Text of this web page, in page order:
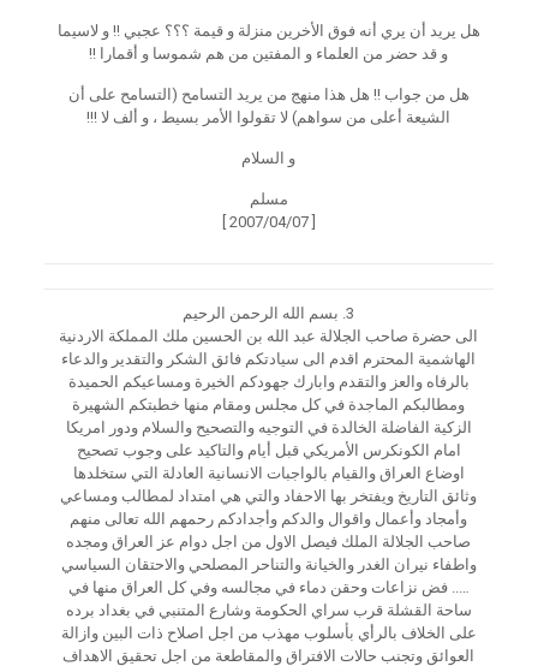
هل يريد أن يري أنه فوق الأخرين منزلة و قيمة ؟؟؟ عجبي !! و لاسيما
و قد حضر من العلماء و المفتين من هم شموسا و أقمارا !!
هل من جواب !! هل هذا منهج من يريد التسامح (التسامح على أن
الشيعة أعلى من سواهم) لا تقولوا الأمر بسيط ، و ألف لا !!!
و السلام
مسلم
[ 2007/04/07 ]
3. بسم الله الرحمن الرحيم
الى حضرة صاحب الجلالة عبد الله بن الحسين ملك المملكة الاردنية
الهاشمية المحترم اقدم الى سيادتكم فائق الشكر والتقدير والدعاء
بالرفاه والعز والتقدم وابارك جهودكم الخيرة ومساعيكم الحميدة
ومطالبكم الماجدة في كل مجلس ومقام منها خطبتكم الشهيرة
الزكية الفاضلة الخالدة في التوجيه والتصحيح والسلام ودور امريكا
امام الكونكرس الأمريكي قبل أيام والتاكيد على وجوب تصحيح
اوضاع العراق والقيام بالواجبات الانسانية العادلة التي ستخلدها
وثائق التاريخ ويفتخر بها الاحفاد والتي هي امتداد لمطالب ومساعي
وأمجاد وأعمال واقوال والدكم وأجدادكم رحمهم الله تعالى منهم
صاحب الجلالة الملك فيصل الاول من اجل دوام عز العراق ومجده
واطفاء نيران الغدر والخيانة والتناحر المصلحي والاحتقان السياسي
….. فض نزاعات وحقن دماء في مجالسه وفي كل العراق منها في
ساحة القشلة قرب سراي الحكومة وشارع المتنبي في بغداد برده
على الخلاف بالرأي بأسلوب مهذب من اجل اصلاح ذات البين وازالة
العوائق وتجنب حالات الافتراق والمقاطعة من اجل تحقيق الاهداف